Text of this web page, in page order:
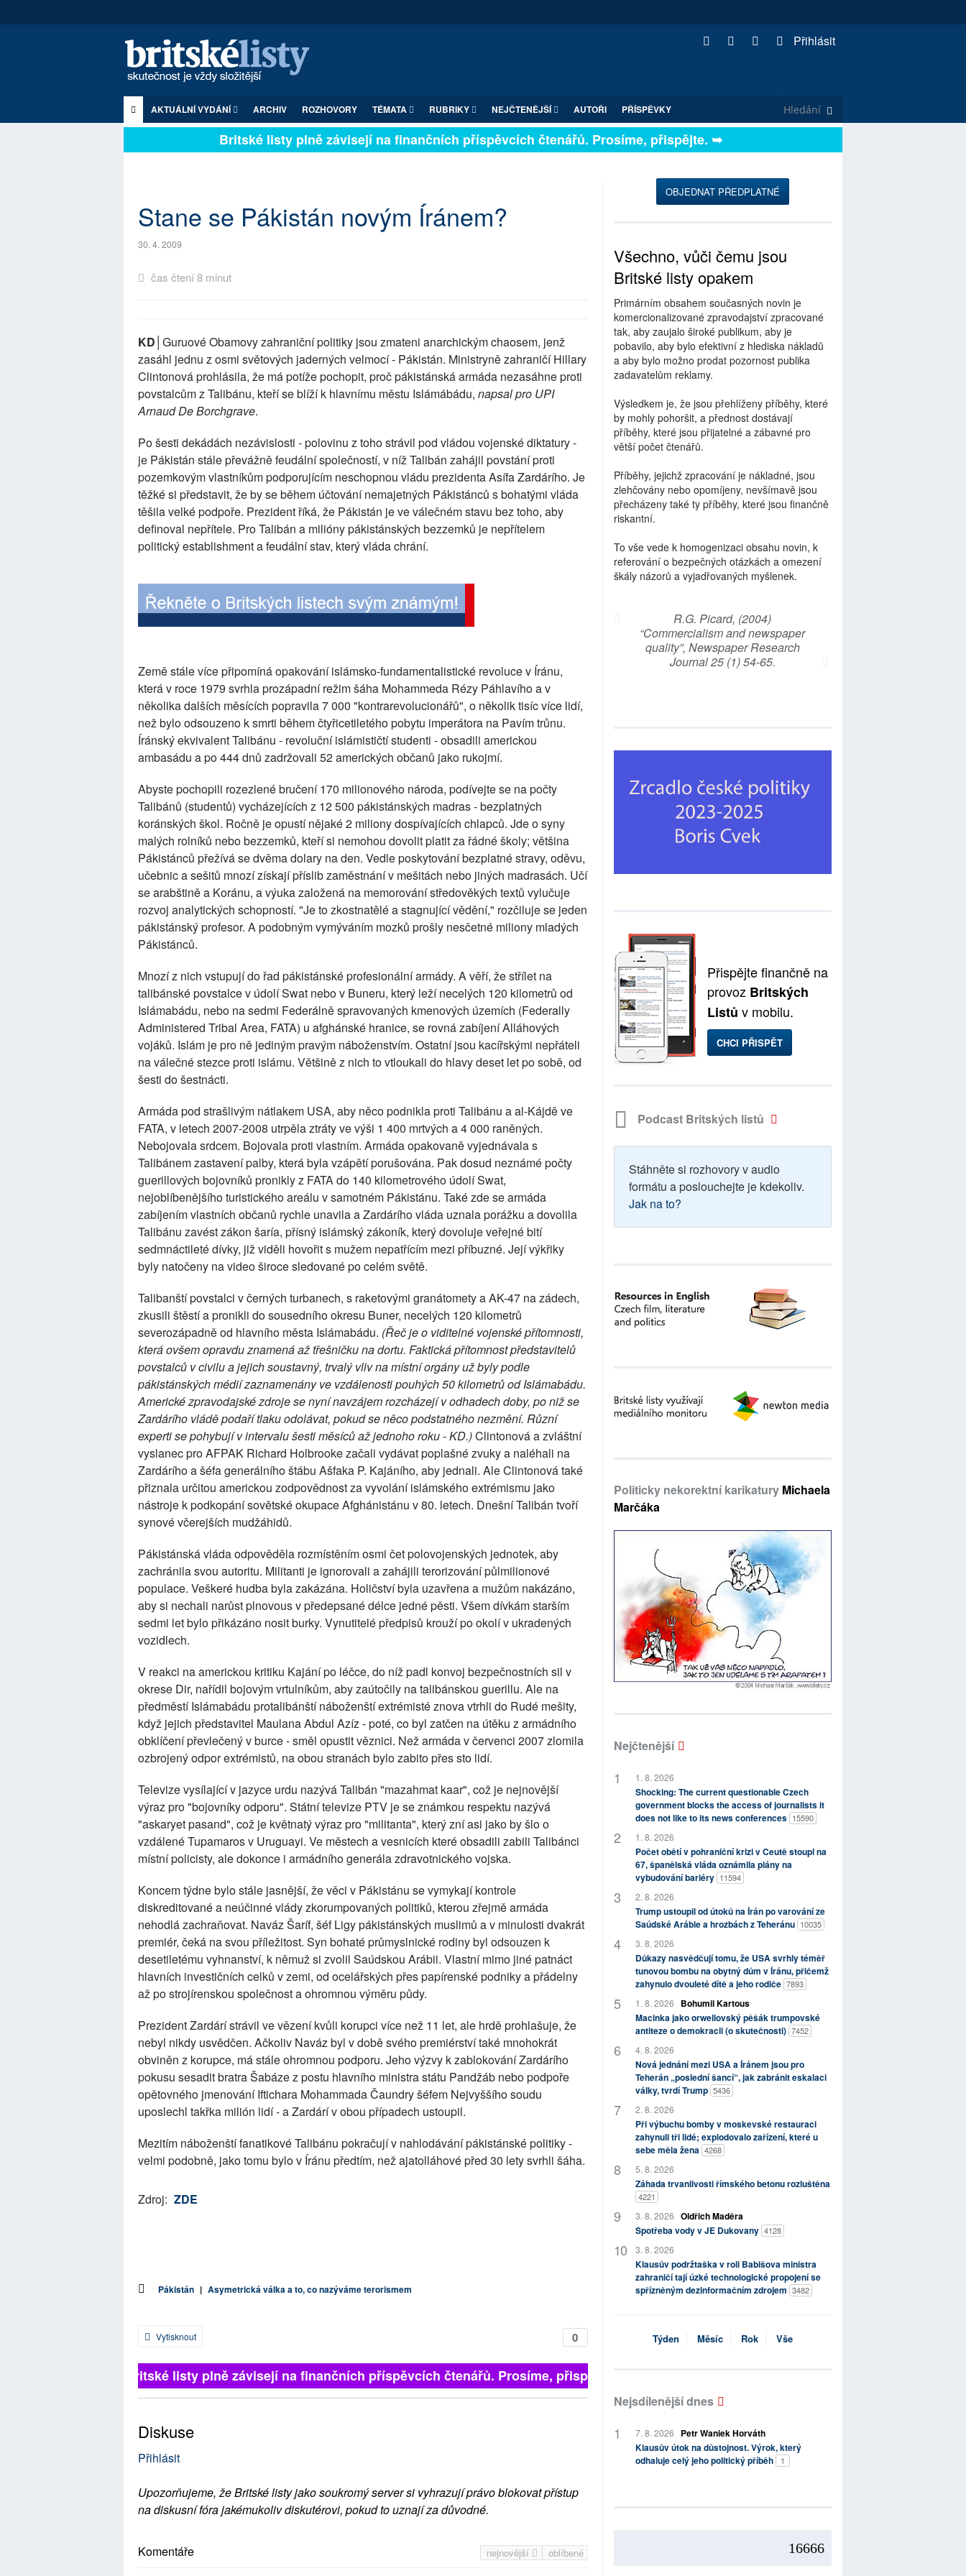
Přihlásit
AKTUÁLNÍ VYDÁNÍ ARCHIV ROZHOVORY TÉMATA RUBRIKY NEJČTENĚJŠÍ AUTOŘI PŘÍSPĚVKY
Britské listy plně závisejí na finančních příspěvcích čtenářů. Prosíme, přispějte. ➥
Stane se Pákistán novým Íránem?
30. 4. 2009
čas čtení 8 minut
KD│ Guruové Obamovy zahraniční politiky jsou zmateni anarchickým chaosem, jenž
zasáhl jednu z osmi světových jaderných velmocí - Pákistán. Ministryně zahraničí Hillary
Clintonová prohlásila, že má potíže pochopit, proč pákistánská armáda nezasáhne proti
povstalcům z Talibánu, kteří se blíží k hlavnímu městu Islámábádu, napsal pro UPI
Arnaud De Borchgrave.
Po šesti dekádách nezávislosti - polovinu z toho strávil pod vládou vojenské diktatury -
je Pákistán stále převážně feudální společností, v níž Talibán zahájil povstání proti
pozemkovým vlastníkům podporujícím neschopnou vládu prezidenta Asífa Zardárího. Je
těžké si představit, že by se během účtování nemajetných Pákistánců s bohatými vláda
těšila velké podpoře. Prezident říká, že Pákistán je ve válečném stavu bez toho, aby
definoval nepřítele. Pro Talibán a milióny pákistánských bezzemků je nepřítelem
politický establishment a feudální stav, který vláda chrání.
Země stále více připomíná opakování islámsko-fundamentalistické revoluce v Íránu,
která v roce 1979 svrhla prozápadní režim šáha Mohammeda Rézy Páhlavího a v
několika dalších měsících popravila 7 000 "kontrarevolucionářů", o několik tisíc více lidí,
než bylo odsouzeno k smrti během čtyřicetiletého pobytu imperátora na Pavím trůnu.
Íránský ekvivalent Talibánu - revoluční islámističtí studenti - obsadili americkou
ambasádu a po 444 dnů zadržovali 52 amerických občanů jako rukojmí.
Abyste pochopili rozezlené bručení 170 milionového národa, podívejte se na počty
Talibánů (studentů) vycházejících z 12 500 pákistánských madras - bezplatných
koránských škol. Ročně je opustí nějaké 2 miliony dospívajících chlapců. Jde o syny
malých rolníků nebo bezzemků, kteří si nemohou dovolit platit za řádné školy; většina
Pákistánců přežívá se dvěma dolary na den. Vedle poskytování bezplatné stravy, oděvu,
učebnic a sešitů mnozí získají příslib zaměstnání v mešitách nebo jiných madrasách. Učí
se arabštině a Koránu, a výuka založená na memorování středověkých textů vylučuje
rozvoj analytických schopností. "Je to zkostnatělé a stagnující vědění," rozčiluje se jeden
pákistánský profesor. A podobným vymýváním mozků prošly nesčetné miliony mladých
Pákistánců.
Mnozí z nich vstupují do řad pákistánské profesionální armády. A věří, že střílet na
talibánské povstalce v údolí Swat nebo v Buneru, který leží necelých 120 kilometrů od
Islámabádu, nebo na sedmi Federálně spravovaných kmenových územích (Federally
Administered Tribal Area, FATA) u afghánské hranice, se rovná zabíjení Alláhových
vojáků. Islám je pro ně jediným pravým náboženstvím. Ostatní jsou kacířskými nepřáteli
na válečné stezce proti islámu. Většině z nich to vtloukali do hlavy deset let po sobě, od
šesti do šestnácti.
Armáda pod strašlivým nátlakem USA, aby něco podnikla proti Talibánu a al-Kájdě ve
FATA, v letech 2007-2008 utrpěla ztráty ve výši 1 400 mrtvých a 4 000 raněných.
Nebojovala srdcem. Bojovala proti vlastním. Armáda opakovaně vyjednávala s
Talibánem zastavení palby, která byla vzápětí porušována. Pak dosud neznámé počty
guerillových bojovníků pronikly z FATA do 140 kilometrového údolí Swat,
nejoblíbenějšího turistického areálu v samotném Pákistánu. Také zde se armáda
zabíjením vlastních občanů rychle unavila a Zardárího vláda uznala porážku a dovolila
Talibánu zavést zákon šaría, přísný islámský zákoník, který dovoluje veřejné bití
sedmnáctileté dívky, již viděli hovořit s mužem nepatřícím mezi příbuzné. Její výkřiky
byly natočeny na video široce sledované po celém světě.
Talibanští povstalci v černých turbanech, s raketovými granátomety a AK-47 na zádech,
zkusili štěstí a pronikli do sousedního okresu Buner, necelých 120 kilometrů
severozápadně od hlavního města Islámabádu. (Řeč je o viditelné vojenské přítomnosti,
která ovšem opravdu znamená až třešničku na dortu. Faktická přítomnost představitelů
povstalců v civilu a jejich soustavný, trvalý vliv na místní orgány už byly podle
pákistánských médií zaznamenány ve vzdálenosti pouhých 50 kilometrů od Islámabádu.
Americké zpravodajské zdroje se nyní navzájem rozcházejí v odhadech doby, po niž se
Zardárího vládě podaří tlaku odolávat, pokud se něco podstatného nezmění. Různí
experti se pohybují v intervalu šesti měsíců až jednoho roku - KD.)Clintonová a zvláštní
vyslanec pro AFPAK Richard Holbrooke začali vydávat poplašné zvuky a naléhali na
Zardárího a šéfa generálního štábu Ašfaka P. Kajáního, aby jednali. Ale Clintonová také
přiznala určitou americkou zodpovědnost za vyvolání islámského extrémismu jako
nástroje k podkopání sovětské okupace Afghánistánu v 80. letech. Dnešní Talibán tvoří
synové včerejších mudžáhidů.
Pákistánská vláda odpověděla rozmístěním osmi čet polovojenských jednotek, aby
zachránila svou autoritu. Militanti je ignorovali a zahájili terorizování půlmilionové
populace. Veškeré hudba byla zakázána. Holičství byla uzavřena a mužům nakázáno,
aby si nechali narůst plnovous v předepsané délce jedné pěsti. Všem dívkám starším
sedmi let bylo přikázáno nosit burky. Vynutitelé předpisů krouží po okolí v ukradených
vozidlech.
V reakci na americkou kritiku Kajání po léčce, do níž padl konvoj bezpečnostních sil v
okrese Dir, nařídil bojovým vrtulníkům, aby zaútočily na talibánskou guerillu. Ale na
předměstí Islámabádu protalibánští náboženští extrémisté znova vtrhli do Rudé mešity,
když jejich představitel Maulana Abdul Azíz - poté, co byl zatčen na útěku z armádního
obklíčení převlečený v burce - směl opustit věznici. Než armáda v červenci 2007 zlomila
ozbrojený odpor extrémistů, na obou stranách bylo zabito přes sto lidí.
Televize vysílající v jazyce urdu nazývá Talibán "mazahmat kaar", což je nejnovější
výraz pro "bojovníky odporu". Státní televize PTV je se známkou respektu nazývá
"askaryet pasand", což je květnatý výraz pro "militanta", který zní asi jako by šlo o
vzdálené Tupamaros v Uruguayi. Ve městech a vesnicích které obsadili zabili Talibánci
místní policisty, ale dokonce i armádního generála zdravotnického vojska.
Koncem týdne bylo stále jasnější, že věci v Pákistánu se vymykají kontrole
diskreditované a neúčinné vlády zkorumpovaných politiků, kterou zřejmě armáda
nehodlá zachraňovat. Naváz Šaríf, šéf Ligy pákistánských muslimů a v minulosti dvakrát
premiér, čeká na svou příležitost. Syn bohaté průmyslnické rodiny byl odsouzen k
desetiletému vyhnanství, k němuž si zvolil Saúdskou Arábii. Vlastní mimo jiné patnáct
hlavních investičních celků v zemi, od ocelářských přes papírenské podniky a přádelny
až po strojírenskou společnost a ohromnou výměru půdy.
Prezident Zardárí strávil ve vězení kvůli korupci více než 11 let, ale hrdě prohlašuje, že
nebyl nikdy usvědčen. Ačkoliv Naváz byl v době svého premiérství také mnohokrát
obviněn z korupce, má stále ohromnou podporu. Jeho výzvy k zablokování Zardárího
pokusu sesadit bratra Šabáze z postu hlavního ministra státu Pandžáb nebo podpoře
opětovného jmenování Iftichara Mohammada Čaundry šéfem Nejvyššího soudu
uposlechl takřka milión lidí - a Zardárí v obou případech ustoupil.
Mezitím náboženští fanatikové Talibánu pokračují v nahlodávání pákistánské politiky -
velmi podobně, jako tomu bylo v Íránu předtím, než ajatolláhové před 30 lety svrhli šáha.
Zdroj: ZDE
Pákistán | Asymetrická válka a to, co nazýváme terorismem
0
Vytisknout
Britské listy plně závisejí na finančních příspěvcích čtenářů. Prosíme, přispějte. ➥
Diskuse
Přihlásit
Upozorňujeme, že Britské listy jako soukromý server si vyhrazují právo blokovat přístup
na diskusní fóra jakémukoliv diskutérovi, pokud to uznají za důvodné.
nejnovější oblíbené
Komentáře
OBJEDNAT PŘEDPLATNÉ
Všechno, vůči čemu jsou
Britské listy opakem
Primárním obsahem současných novin je
komercionalizované zpravodajství zpracované
tak, aby zaujalo široké publikum, aby je
pobavilo, aby bylo efektivní z hlediska nákladů
a aby bylo možno prodat pozornost publika
zadavatelům reklamy.
Výsledkem je, že jsou přehlíženy příběhy, které
by mohly pohoršit, a přednost dostávají
příběhy, které jsou přijatelné a zábavné pro
větší počet čtenářů.
Příběhy, jejichž zpracování je nákladné, jsou
zlehčovány nebo opomíjeny, nevšímavě jsou
přecházeny také ty příběhy, které jsou finančně
riskantní.
To vše vede k homogenizaci obsahu novin, k
referování o bezpečných otázkách a omezení
škály názorů a vyjadřovaných myšlenek.
R.G. Picard, (2004)
“Commercialism and newspaper
quality”, Newspaper Research
Journal 25 (1) 54-65.
Přispějte finančně na
provoz Britských
Listů v mobilu.
CHCI PŘISPĚT
Podcast Britských listů
Stáhněte si rozhovory v audio
formátu a poslouchejte je kdekoliv.
Jak na to?
Politicky nekorektní karikatury Michaela
Marčáka
Nejčtenější
1. 8. 2026
Shocking: The current questionable Czech
government blocks the access of journalists it
does not like to its news conferences 15590
1. 8. 2026
Počet obětí v pohraniční krizi v Ceutě stoupl na
67, španělská vláda oznámila plány na
vybudování bariéry 11594
2. 8. 2026
Trump ustoupil od útoků na Írán po varování ze
Saúdské Arábie a hrozbách z Teheránu 10035
3. 8. 2026
Důkazy nasvědčují tomu, že USA svrhly téměř
tunovou bombu na obytný dům v Íránu, přičemž
zahynulo dvouleté dítě a jeho rodiče 7893
1. 8. 2026
Bohumil Kartous
Macinka jako orwellovský pěšák trumpovské
antiteze o demokracii (o skutečnosti) 7452
4. 8. 2026
Nová jednání mezi USA a Íránem jsou pro
Teherán „poslední šancí“, jak zabránit eskalaci
války, tvrdí Trump 5436
2. 8. 2026
Při výbuchu bomby v moskevské restauraci
zahynuli tři lidé; explodovalo zařízení, které u
sebe měla žena 4268
5. 8. 2026
Záhada trvanlivosti římského betonu rozluštěna
4221
3. 8. 2026 Oldřich Maděra
Spotřeba vody v JE Dukovany 4128
3. 8. 2026
Klausův podržtaška v roli Babišova ministra
zahraničí tají úzké technologické propojení se
spřízněným dezinformačním zdrojem 3482
Týden Měsíc Rok Vše
Nejsdílenější dnes
7. 8. 2026
Petr Waniek Horváth
Klausův útok na důstojnost. Výrok, který
odhaluje celý jeho politický příběh
1
16666